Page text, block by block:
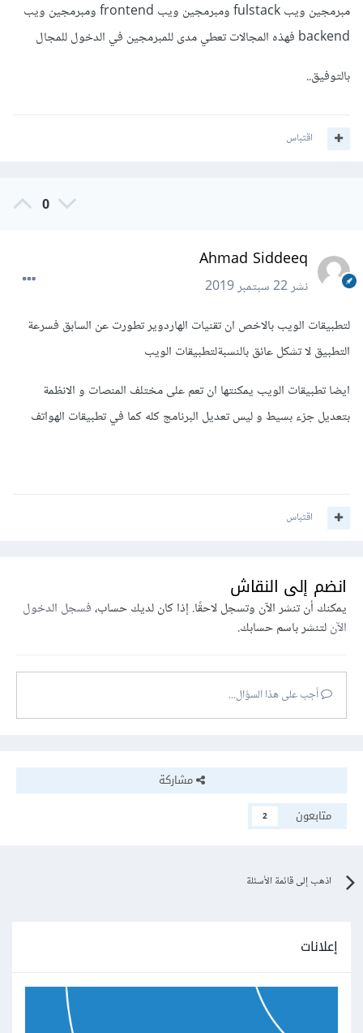
مبرمجين ويب fulstack ومبرمجين ويب frontend ومبرمجين ويب
backend فهذه المجالات تعطي مدى للمبرمجين في الدخول للمجال
بالتوفيق..
اقتباس
0
Ahmad Siddeeq
نشر22 سبتمبر 2019
لتطبيقات الويب بالاخص ان تقنيات الهاردوير تطورت عن السابق فسرعة
التطبيق لا تشكل عائق بالنسبةلتطبيقات الويب
ايضا تطبيقات الويب يمكنتها ان تعم على مختلف المنصات و الانظمة
بتعديل جزء بسيط و ليس تعديل البرنامج كله كما في تطبيقات الهواتف
اقتباس
انضم إلى النقاش
يمكنك أن تنشر الآن وتسجل لاحقًا. إذا كان لديك حساب،فسجل الدخول
الآنلتنشر باسم حسابك.
أجب على هذا السؤال...
مشاركة
متابعون
2
اذهب إلى قائمة الأسئلة
إعلانات